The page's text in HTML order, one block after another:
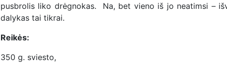
pusbrolis liko drėgnokas. Na, bet vieno iš jo neatimsi –
dalykas tai tikrai.
Reikės:
350 g. sviesto,